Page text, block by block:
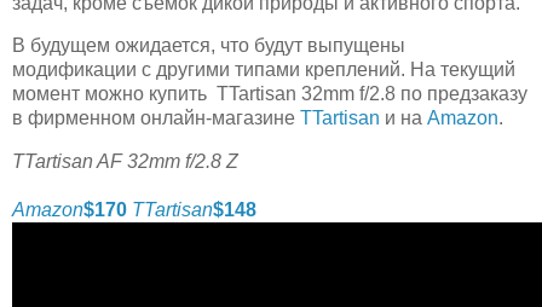
В будущем ожидается, что будут выпущены
модификации с другими типами креплений. На текущий
момент можно купить TTartisan 32mm f/2.8 по предзаказу
в фирменном онлайн-магазине TTartisan и на Amazon.
TTartisan AF 32mm f/2.8 Z
Amazon$170 TTartisan$148